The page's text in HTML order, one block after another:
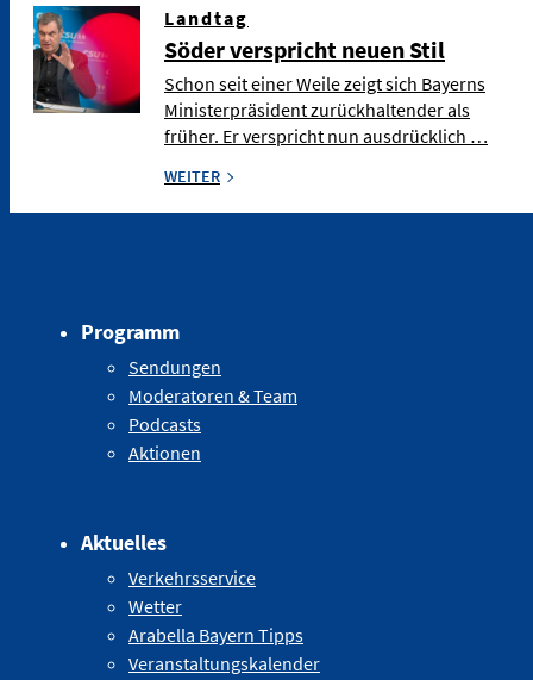
Landtag
Söder verspricht neuen Stil
Schon seit einer Weile zeigt sich Bayerns
Ministerpräsident zurückhaltender als
früher. Er verspricht nun ausdrücklich …
WEITER
Programm
Sendungen
Moderatoren & Team
Podcasts
Aktionen
Aktuelles
Verkehrsservice
Wetter
Arabella Bayern Tipps
Veranstaltungskalender